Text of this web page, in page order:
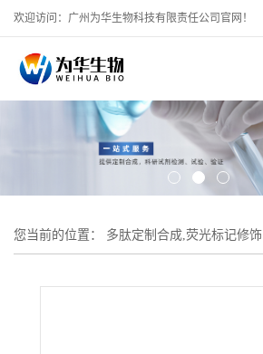
欢迎访问：广州为华生物科技有限责任公司官网！
您当前的位置： 多肽定制合成,荧光标记修饰